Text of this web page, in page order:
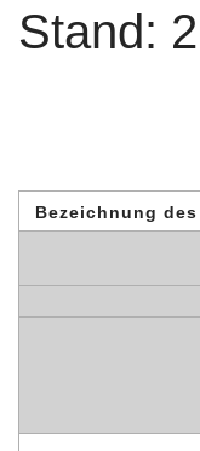
Stand:
Bezeichnung